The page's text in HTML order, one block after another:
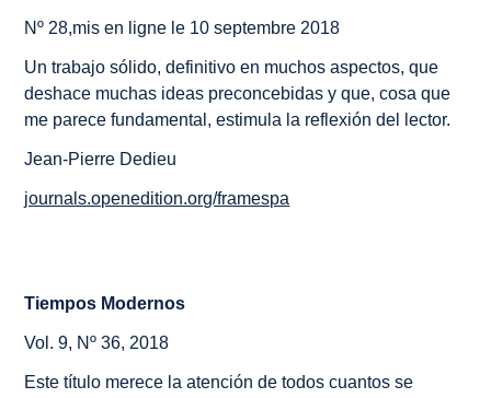
Nº 28,mis en ligne le 10 septembre 2018
Un trabajo sólido, definitivo en muchos aspectos, que
deshace muchas ideas preconcebidas y que, cosa que
me parece fundamental, estimula la reflexión del lector.
Jean-Pierre Dedieu
journals.openedition.org/framespa
Tiempos Modernos
Vol. 9, Nº 36, 2018
Este título merece la atención de todos cuantos se